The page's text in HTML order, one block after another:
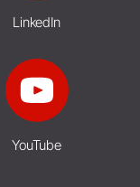
LinkedIn
YouTube